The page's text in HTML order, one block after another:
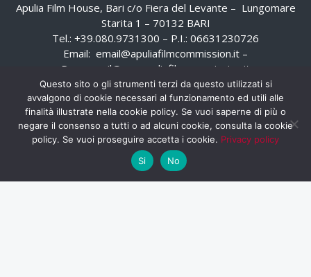
Apulia Film House, Bari c/o Fiera del Levante – Lungomare
Starita 1 – 70132 BARI
Tel.: +39.080.9731300 – P.I.: 06631230726
Email: email@apuliafilmcommission.it –
Pec:
email@pec.apuliafilmcommission.it
Questo sito o gli strumenti terzi da questo utilizzati si
avvalgono di cookie necessari al funzionamento ed utili alle
finalità illustrate nella cookie policy. Se vuoi saperne di più o
negare il consenso a tutti o ad alcuni cookie, consulta la cookie
policy. Se vuoi proseguire accetta i cookie. Privacy policy
Si
No